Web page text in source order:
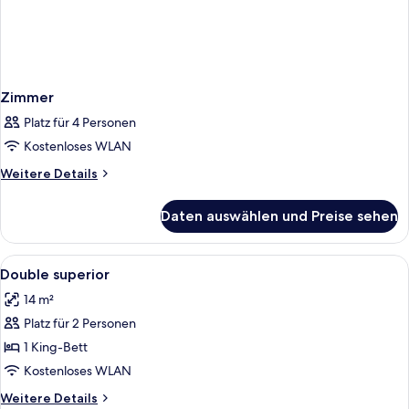
Zimmer
Platz für 4 Personen
Kostenloses WLAN
Weitere Details
Weitere
Daten auswählen und Preise sehen
Alle
Fotos
für
Double
superior
anzeigen
Daunenbettdecken, Zimmersafe,
7
Double superior
14 m²
Platz für 2 Personen
1 King-Bett
Kostenloses WLAN
Weitere Details
Weitere